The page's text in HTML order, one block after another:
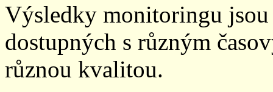
Výsledky monitoringu
dostupných s různým
různou kvalitou.